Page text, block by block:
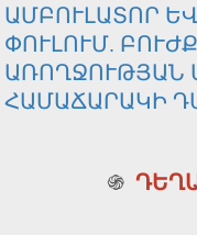
ԱՄԲՈՒԼԱՏՈՐ
ՓՈՒԼՈՒՄ.
ԱՌՈՂՋՈՒԹՅԱՆ
ՀԱՄԱՃԱՐԱԿԻ
֍